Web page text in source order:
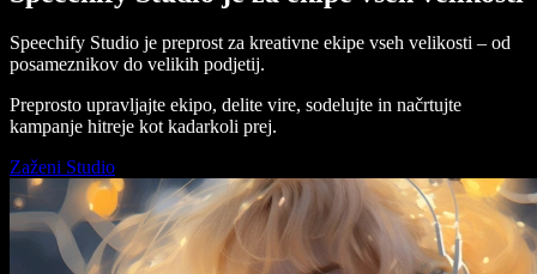
Speechify Studio je preprost za kreativne ekipe vseh velikosti – od
posameznikov do velikih podjetij.
Preprosto upravljajte ekipo, delite vire, sodelujte in načrtujte
kampanje hitreje kot kadarkoli prej.
Zaženi Studio